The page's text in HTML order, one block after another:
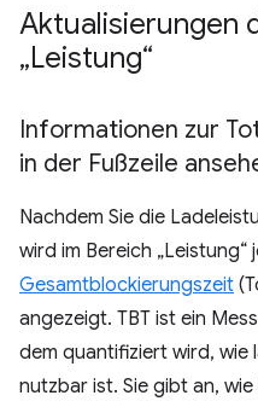
Aktualisierungen
„Leistung“
Informationen zur
in der Fußzeile
Nachdem Sie die
wird im Bereich
Gesamtblockierungszeit
angezeigt. TBT ist ein
dem quantifiziert wird, wie
nutzbar ist. Sie gibt an,